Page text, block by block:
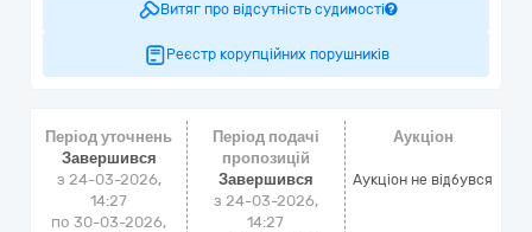
Витяг про відсутність судимості
Реєстр корупційних порушників
Період уточнень
Завершився
з 24-03-2026,
14:27
по 30-03-2026,
Період подачі
пропозицій
Завершився
з 24-03-2026,
14:27
Аукціон
Аукціон не відбувся